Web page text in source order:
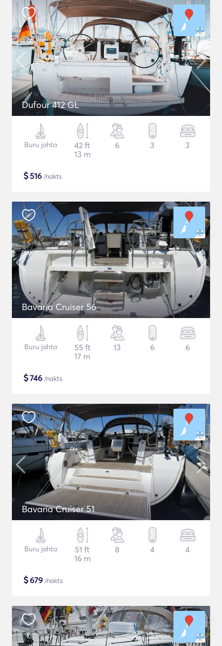
Dufour 412 GL
Buru jahta
42 ft
13 m
6 3 3
$516 /nakts
Bavaria Cruiser 56
Buru jahta
55 ft
17 m
13 6 6
$746 /nakts
Bavaria Cruiser 51
Buru jahta
51 ft
16 m
8 4 4
$679 /nakts